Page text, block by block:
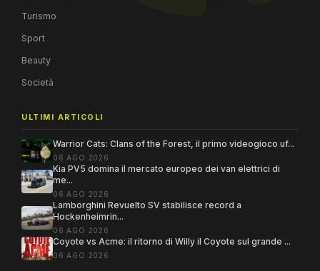
Turismo
Sport
Beauty
Società
ULTIMI ARTICOLI
Warrior Cats: Clans of the Forest, il primo videogioco uf...
06 AGO 2026
Kia PV5 domina il mercato europeo dei van elettrici di
me...
06 AGO 2026
Lamborghini Revuelto SV stabilisce record a
Hockenheimrin...
06 AGO 2026
Coyote vs Acme: il ritorno di Willy il Coyote sul grande ...
06 AGO 2026